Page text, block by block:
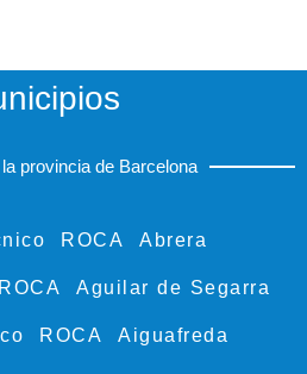
provincia de Barcelona
ROCA Abrera
Aguilar de Segarra
ROCA Aiguafreda